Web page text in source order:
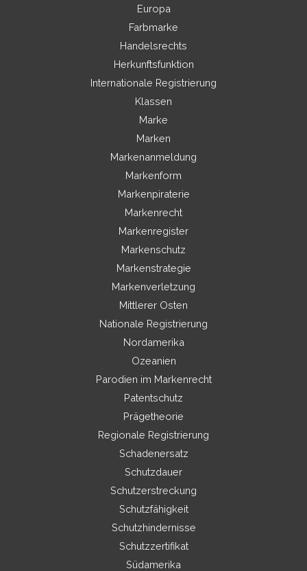
Europa
Farbmarke
Handelsrechts
Herkunftsfunktion
Internationale Registrierung
Klassen
Marke
Marken
Markenanmeldung
Markenform
Markenpiraterie
Markenrecht
Markenregister
Markenschutz
Markenstrategie
Markenverletzung
Mittlerer Osten
Nationale Registrierung
Nordamerika
Ozeanien
Parodien im Markenrecht
Patentschutz
Prägetheorie
Regionale Registrierung
Schadenersatz
Schutzdauer
Schutzerstreckung
Schutzfähigkeit
Schutzhindernisse
Schutzzertifikat
Südamerika